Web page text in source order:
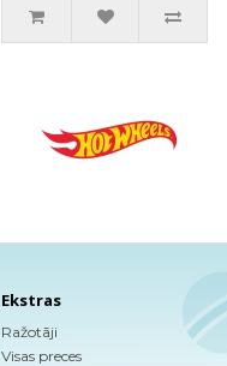
Ekstras
Ražotāji
Visas preces